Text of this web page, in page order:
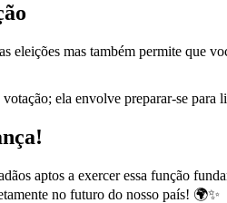
eleições mas também permite que
ela envolve preparar-se
aptos a exercer essa função
no futuro do nosso país! 🌍✨